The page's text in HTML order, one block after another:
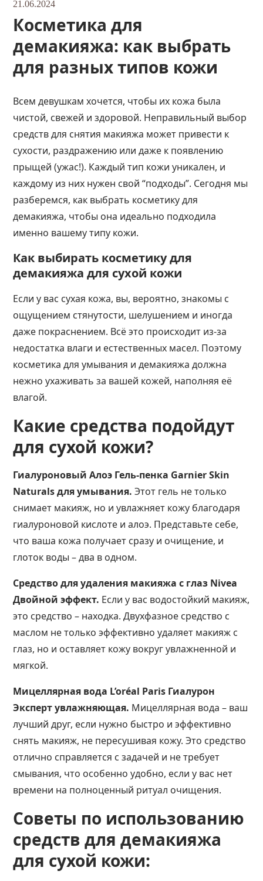
21.06.2024
Косметика для
демакияжа: как выбрать
для разных типов кожи
Всем девушкам хочется, чтобы их кожа была
чистой, свежей и здоровой. Неправильный выбор
средств для снятия макияжа может привести к
сухости, раздражению или даже к появлению
прыщей (ужас!). Каждый тип кожи уникален, и
каждому из них нужен свой “подходы”. Сегодня мы
разберемся, как выбрать косметику для
демакияжа, чтобы она идеально подходила
именно вашему типу кожи.
Как выбирать косметику для
демакияжа для сухой кожи
Если у вас сухая кожа, вы, вероятно, знакомы с
ощущением стянутости, шелушением и иногда
даже покраснением. Всё это происходит из-за
недостатка влаги и естественных масел. Поэтому
косметика для умывания и демакияжа должна
нежно ухаживать за вашей кожей, наполняя её
влагой.
Какие средства подойдут
для сухой кожи?
Гиалуроновый Алоэ Гель-пенка Garnier Skin
Naturals для умывания.Этот гель не только
снимает макияж, но и увлажняет кожу благодаря
гиалуроновой кислоте и алоэ. Представьте себе,
что ваша кожа получает сразу и очищение, и
глоток воды – два в одном.
Средство для удаления макияжа с глаз Nivea
Двойной эффект. Если у вас водостойкий макияж,
это средство – находка. Двухфазное средство с
маслом не только эффективно удаляет макияж с
глаз, но и оставляет кожу вокруг увлажненной и
мягкой.
Мицеллярная вода L’oréal Paris Гиалурон
Эксперт увлажняющая. Мицеллярная вода – ваш
лучший друг, если нужно быстро и эффективно
снять макияж, не пересушивая кожу. Это средство
отлично справляется с задачей и не требует
смывания, что особенно удобно, если у вас нет
времени на полноценный ритуал очищения.
Советы по использованию
средств для демакияжа
для сухой кожи: